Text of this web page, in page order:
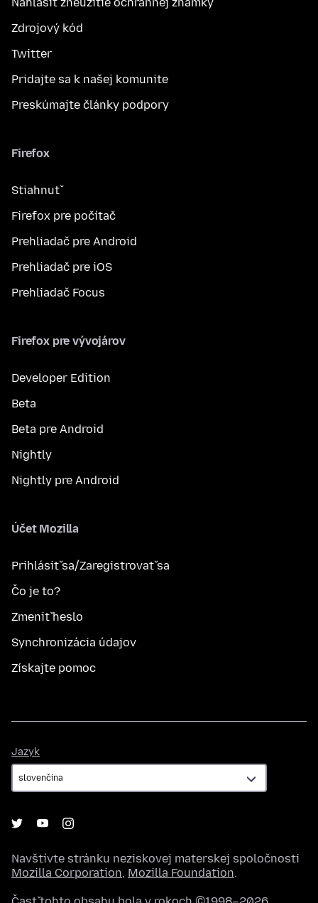
Zdrojový kód
Twitter
Pridajte sa k našej komunite
Preskúmajte články podpory
Firefox
Stiahnuť
Firefox pre počítač
Prehliadač pre Android
Prehliadač pre iOS
Prehliadač Focus
Firefox pre vývojárov
Developer Edition
Beta
Beta pre Android
Nightly
Nightly pre Android
Účet Mozilla
Prihlásiť sa/Zaregistrovať sa
Čo je to?
Zmeniť heslo
Synchronizácia údajov
Získajte pomoc
Jazyk
Navštívte stránku neziskovej materskej spoločnosti
Mozilla Corporation, Mozilla Foundation.